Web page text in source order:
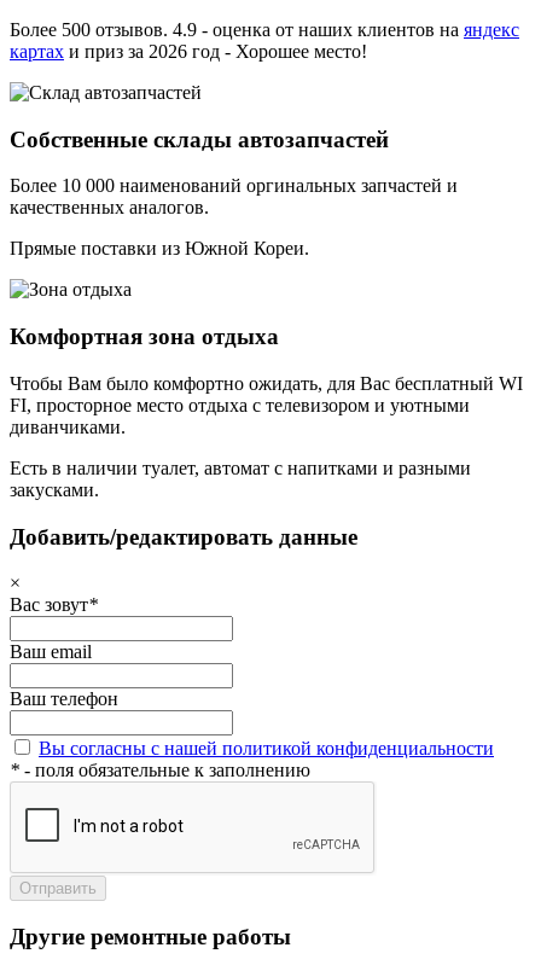
Более 500 отзывов. 4.9 - оценка от наших клиентов на яндекс
картах и приз за 2026 год - Хорошее место!
Собственные склады автозапчастей
Более 10 000 наименований оргинальных запчастей и
качественных аналогов.
Прямые поставки из Южной Кореи.
Комфортная зона отдыха
Чтобы Вам было комфортно ожидать, для Вас бесплатный WI
FI, просторное место отдыха с телевизором и уютными
диванчиками.
Есть в наличии туалет, автомат с напитками и разными
закусками.
Добавить/редактировать данные
×
Вас зовут*
Ваш email
Ваш телефон
Вы согласны с нашей политикой конфиденциальности
* - поля обязательные к заполнению
Отправить
Другие ремонтные работы